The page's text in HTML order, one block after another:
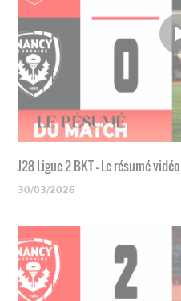
J28 Ligue 2 BKT - Le résumé
30/03/2026